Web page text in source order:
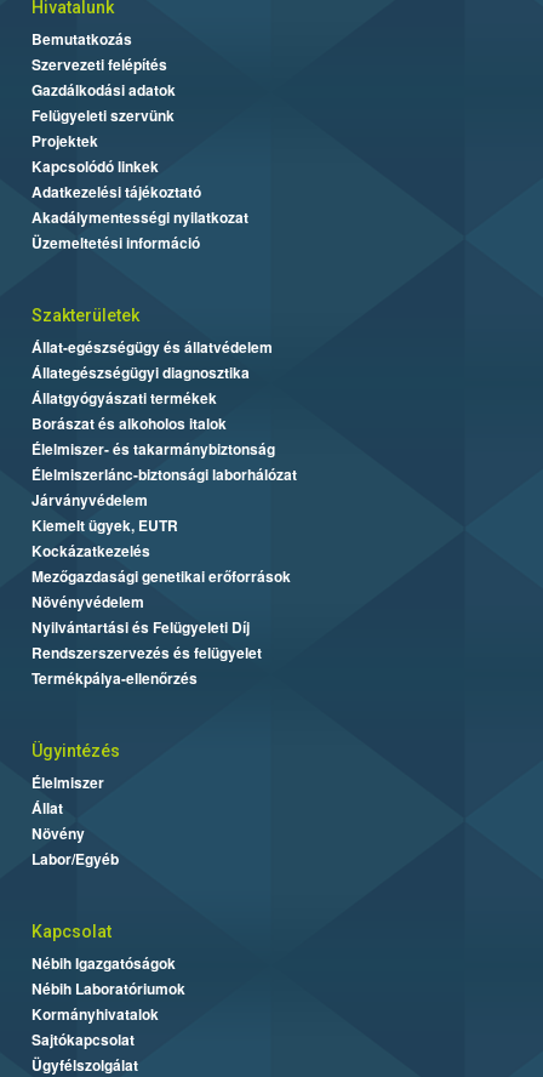
Hivatalunk
Bemutatkozás
Szervezeti felépítés
Gazdálkodási adatok
Felügyeleti szervünk
Projektek
Kapcsolódó linkek
Adatkezelési tájékoztató
Akadálymentességi nyilatkozat
Üzemeltetési információ
Szakterületek
Állat-egészségügy és állatvédelem
Állategészségügyi diagnosztika
Állatgyógyászati termékek
Borászat és alkoholos italok
Élelmiszer- és takarmánybiztonság
Élelmiszerlánc-biztonsági laborhálózat
Járványvédelem
Kiemelt ügyek, EUTR
Kockázatkezelés
Mezőgazdasági genetikai erőforrások
Növényvédelem
Nyilvántartási és Felügyeleti Díj
Rendszerszervezés és felügyelet
Termékpálya-ellenőrzés
Ügyintézés
Élelmiszer
Állat
Növény
Labor/Egyéb
Kapcsolat
Nébih Igazgatóságok
Nébih Laboratóriumok
Kormányhivatalok
Sajtókapcsolat
Ügyfélszolgálat